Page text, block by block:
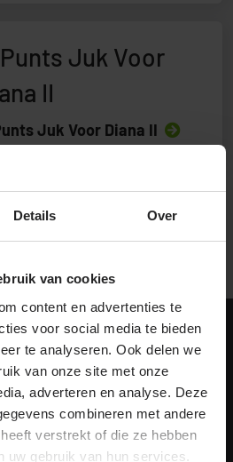
Details Over
van cookies
content en advertenties te
voor social media te bieden
te analyseren. Ook delen we
van onze site met onze
adverteren en analyse. Deze
combineren met andere
verstrekt of die ze hebben
uw gebruik van hun services.
Juk Voor
II
Juk Voor Diana II